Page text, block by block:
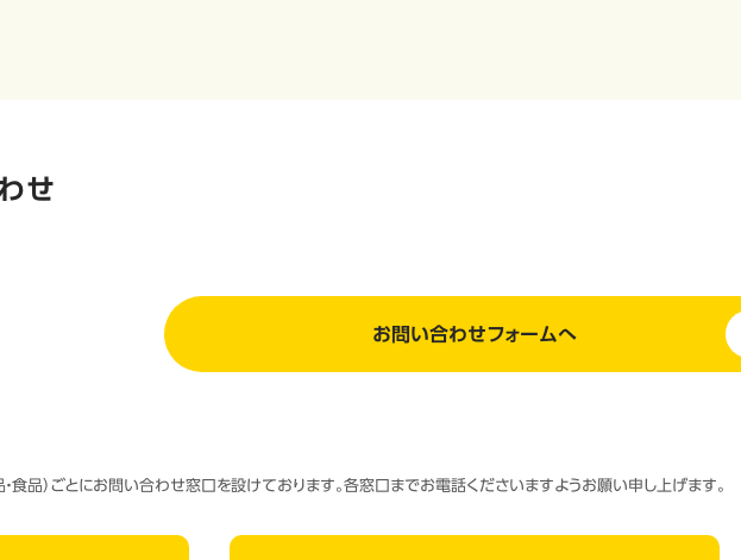
せ
お問い合わせフォームへ
・食品）ごとにお問い合わせ窓口を設けております。各窓口までお電話くださいますようお願い申し上げます。